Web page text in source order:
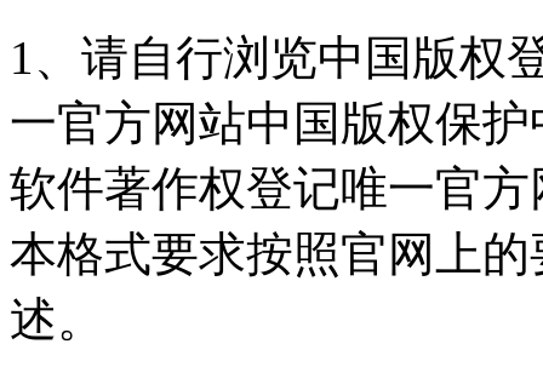
1、请自行浏览中国版权
一官方网站中国版权保
软件著作权登记唯一官
本格式要求按照官网上
述。